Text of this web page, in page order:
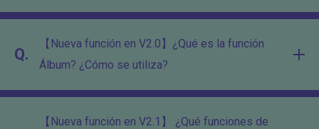
Q.
【Nueva función en V2.0】¿Qué es la función
Álbum? ¿Cómo se utiliza?
【Nueva función en V2.1】 ¿Qué funciones de